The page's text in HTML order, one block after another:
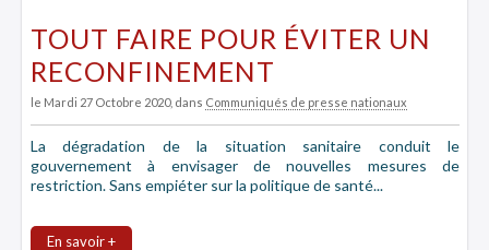
TOUT FAIRE POUR ÉVITER UN
RECONFINEMENT
le Mardi 27 Octobre 2020, dans Communiqués de presse nationaux
La dégradation de la situation sanitaire conduit le
gouvernement à envisager de nouvelles mesures de
restriction. Sans empiéter sur la politique de santé...
En savoir +